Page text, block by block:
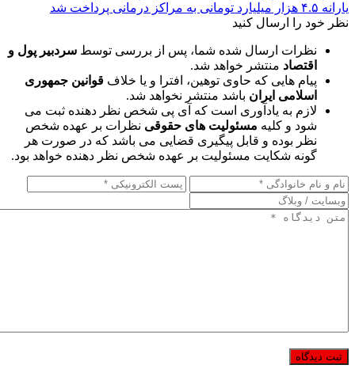
یارانه ۴.۵ هزار میلیارد تومانی به مراکز درمانی پرداخت شد
نظر خود را ارسال کنید
نظرات ارسال شده شما، پس از بررسی توسط سردبیر پول و
اقتصاد منتشر خواهد شد.
پیام هایی که حاوی توهین، افترا و یا خلاف قوانین جمهوری
اسلامی ایران باشد منتشر نخواهد شد.
لازم به یادآوری است که آی پی شخص نظر دهنده ثبت می
شود و کلیه مسئولیت های حقوقی نظرات بر عهده شخص
نظر بوده و قابل پیگیری قضایی می باشد که در صورت هر
گونه شکایت مسئولیت بر عهده شخص نظر دهنده خواهد بود.